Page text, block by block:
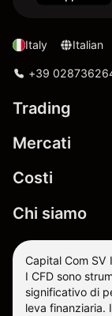
Italy Italian
+39
Trading
Mercati
Costi
Chi siamo
Capital Com SV
I CFD sono
significativo di
leva finanziaria.